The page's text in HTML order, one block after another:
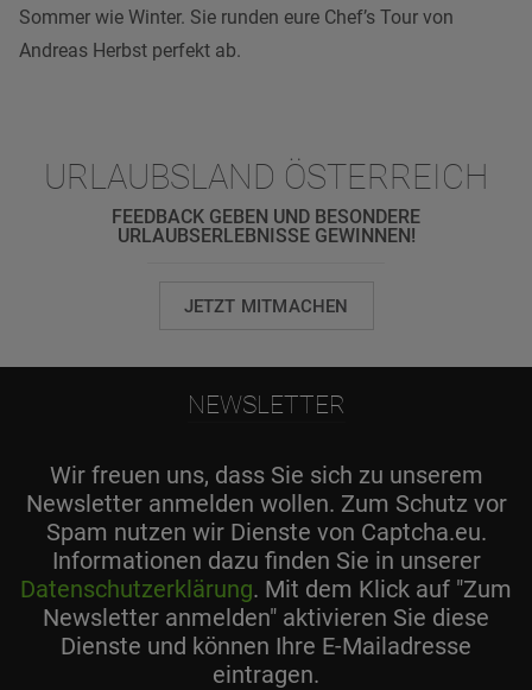
Sommer wie Winter. Sie runden eure Chef’s Tour von
Andreas Herbst perfekt ab.
URLAUBSLAND ÖSTERREICH
FEEDBACK GEBEN UND BESONDERE
URLAUBSERLEBNISSE GEWINNEN!
JETZT MITMACHEN
NEWSLETTER
Wir freuen uns, dass Sie sich zu unserem
Newsletter anmelden wollen. Zum Schutz vor
Spam nutzen wir Dienste von Captcha.eu.
Informationen dazu finden Sie in unserer
Datenschutzerklärung. Mit dem Klick auf "Zum
Newsletter anmelden" aktivieren Sie diese
Dienste und können Ihre E-Mailadresse
eintragen.